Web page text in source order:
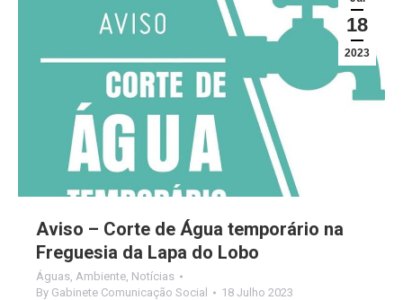
18
2023
Aviso – Corte de Água temporário na
Freguesia da Lapa do Lobo
Águas Ambiente Notícias
By Gabinete Comunicação Social 18 Julho 2023